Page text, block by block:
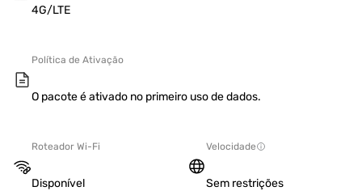
4G/LTE
Política de Ativação
O pacote é ativado no primeiro uso de dados.
Roteador Wi-Fi
Disponível
Velocidade
Sem restrições